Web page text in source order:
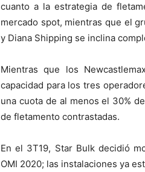
cuanto a la estrategia de
mercado spot, mientras que el
y Diana Shipping se inclina
Mientras que los
capacidad para los tres
una cuota de al menos el 30%
de fletamento contrastadas.
En el 3T19, Star Bulk decidió
OMI 2020; las instalaciones ya